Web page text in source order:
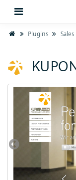
Zurück
Support
Einrichtung
Hardware
HomePlugins Sales